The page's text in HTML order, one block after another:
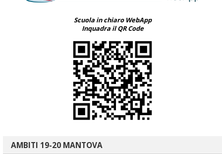
Scuola in chiaro WebApp
Inquadra il QR Code
AMBITI 19-20 MANTOVA